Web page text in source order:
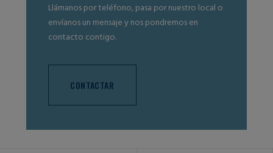
Llámanos por teléfono, pasa por nuestro local o
envíanos un mensaje y nos pondremos en
contacto contigo.
CONTACTAR